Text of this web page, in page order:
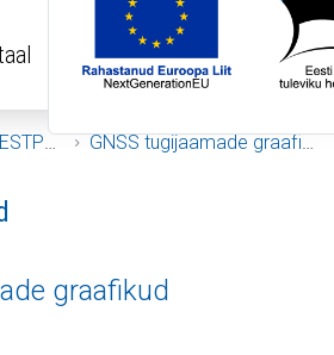
ESTPOS GNSS tugijaamade graafikud
graafikud